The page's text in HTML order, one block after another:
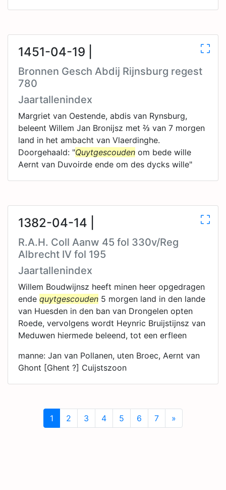
1451-04-19 |
Bronnen Gesch Abdij Rijnsburg regest
780
Jaartallenindex
Margriet van Oestende, abdis van Rynsburg,
beleent Willem Jan Bronijsz met ⅔ van 7 morgen
land in het ambacht van Vlaerdinghe.
Doorgehaald: "Quytgescouden om bede wille
Aernt van Duvoirde ende om des dycks wille"
1382-04-14 |
R.A.H. Coll Aanw 45 fol 330v/Reg
Albrecht IV fol 195
Jaartallenindex
Willem Boudwijnsz heeft minen heer opgedragen
ende quytgescouden 5 morgen land in den lande
van Huesden in den ban van Drongelen opten
Roede, vervolgens wordt Heynric Bruijstijnsz van
Meduwen hiermede beleend, tot een erfleen
manne: Jan van Pollanen, uten Broec, Aernt van
Ghont [Ghent ?] Cuijstszoon
1 2 3 4 5 6 7 »